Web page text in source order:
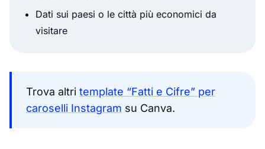
Dati sui paesi o le città più economici da
visitare
Trova altri template “Fatti e Cifre” per
caroselli Instagram su Canva.